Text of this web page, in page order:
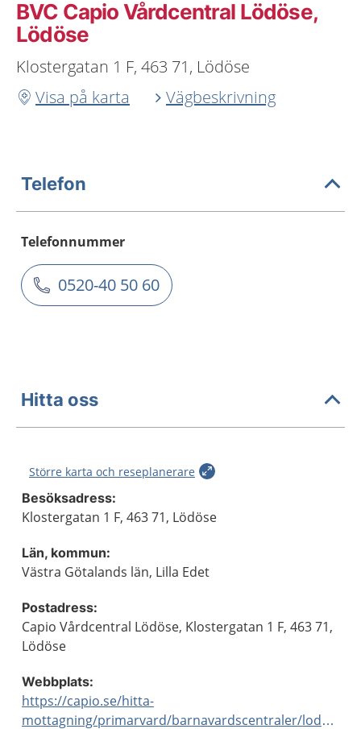
BVC Capio Vårdcentral Lödöse,
Lödöse
Klostergatan 1 F, 463 71, Lödöse
Visa på karta
Vägbeskrivning
Telefon
Telefonnummer
0520-40 50 60
Hitta oss
Större karta och reseplanerare
Besöksadress:
Klostergatan 1 F, 463 71, Lödöse
Län, kommun:
Västra Götalands län, Lilla Edet
Postadress:
Capio Vårdcentral Lödöse, Klostergatan 1 F, 463 71,
Lödöse
Webbplats:
https://capio.se/hitta-
mottagning/primarvard/barnavardscentraler/lodose